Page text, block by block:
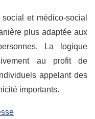
et médico-social
plus adaptée aux
La logique
au profit de
appelant des
importants.